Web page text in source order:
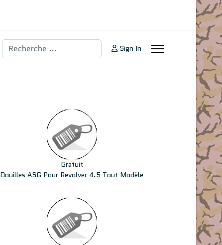
Rechercher Sign In
Gratuit
Douilles ASG Pour Revolver 4.5 Tout Modèle